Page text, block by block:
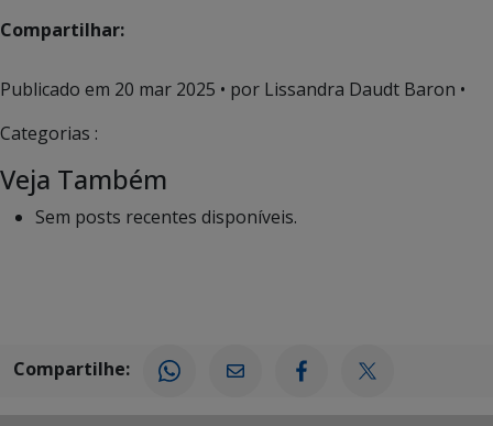
Compartilhar:
Publicado em 20 mar 2025 • por Lissandra Daudt Baron •
Categorias :
Veja Também
Sem posts recentes disponíveis.
Compartilhe: